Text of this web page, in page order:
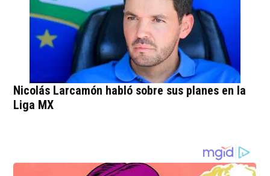
Nicolás Larcamón habló sobre sus planes en la
Liga MX